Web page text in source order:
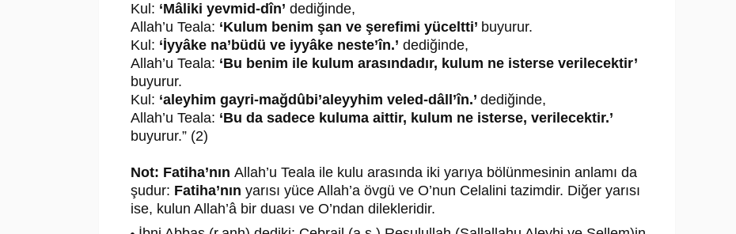
Kul: ‘Mâliki yevmid-dîn’ dediğinde,
Allah’u Teala: ‘Kulum benim şan ve şerefimi yüceltti’ buyurur.
Kul: ‘İyyâke na’büdü ve iyyâke neste’în.’ dediğinde,
Allah’u Teala: ‘Bu benim ile kulum arasındadır, kulum ne isterse verilecektir’
buyurur.
Kul: ‘aleyhim gayri-mağdûbi’aleyyhim veled-dâll’în.’ dediğinde,
Allah’u Teala: ‘Bu da sadece kuluma aittir, kulum ne isterse, verilecektir.’
buyurur.” (2)
Not: Fatiha’nın Allah’u Teala ile kulu arasında iki yarıya bölünmesinin anlamı da
şudur: Fatiha’nın yarısı yüce Allah’a övgü ve O’nun Celalini tazimdir. Diğer yarısı
ise, kulun Allah’â bir duası ve O’ndan dilekleridir.